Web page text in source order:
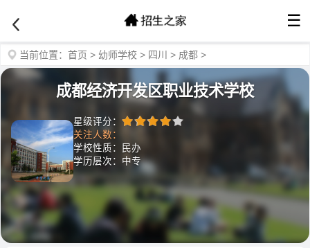
☰
当前位置： 首页 > 幼师学校 > 四川 > 成都 >
成都经济开发区职业技术学校
星级评分：
关注人数：
学校性质：民办
学历层次：中专